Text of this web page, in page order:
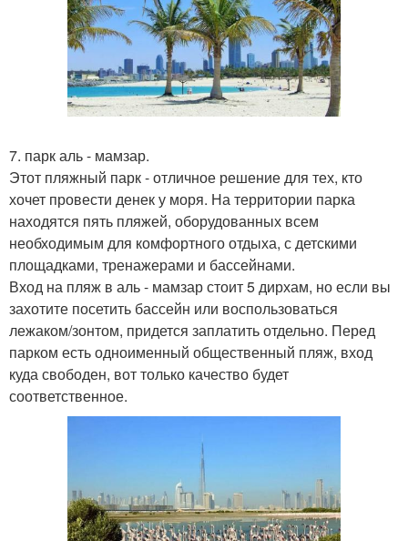
7. парк аль - мамзар.
Этот пляжный парк - отличное решение для тех, кто
хочет провести денек у моря. На территории парка
находятся пять пляжей, оборудованных всем
необходимым для комфортного отдыха, с детскими
площадками, тренажерами и бассейнами.
Вход на пляж в аль - мамзар стоит 5 дирхам, но если вы
захотите посетить бассейн или воспользоваться
лежаком/зонтом, придется заплатить отдельно. Перед
парком есть одноименный общественный пляж, вход
куда свободен, вот только качество будет
соответственное.